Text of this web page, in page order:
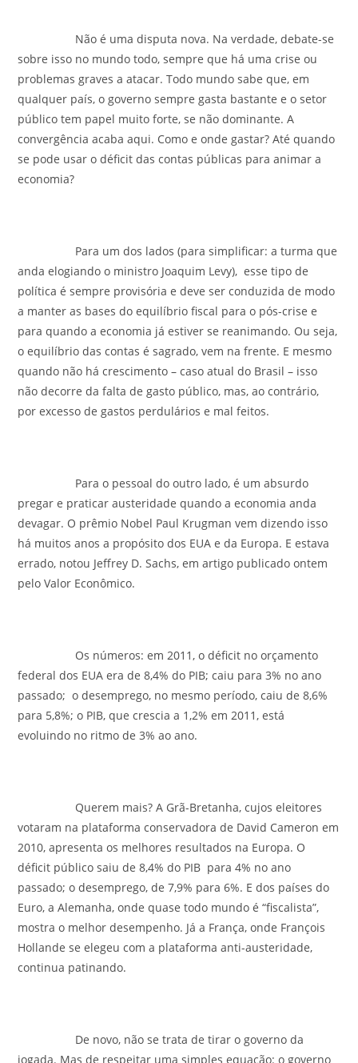
Não é uma disputa nova. Na verdade, debate-se
sobre isso no mundo todo, sempre que há uma crise ou
problemas graves a atacar. Todo mundo sabe que, em
qualquer país, o governo sempre gasta bastante e o setor
público tem papel muito forte, se não dominante. A
convergência acaba aqui. Como e onde gastar? Até quando
se pode usar o déficit das contas públicas para animar a
economia?
Para um dos lados (para simplificar: a turma que
anda elogiando o ministro Joaquim Levy), esse tipo de
política é sempre provisória e deve ser conduzida de modo
a manter as bases do equilíbrio fiscal para o pós-crise e
para quando a economia já estiver se reanimando. Ou seja,
o equilíbrio das contas é sagrado, vem na frente. E mesmo
quando não há crescimento – caso atual do Brasil – isso
não decorre da falta de gasto público, mas, ao contrário,
por excesso de gastos perdulários e mal feitos.
Para o pessoal do outro lado, é um absurdo
pregar e praticar austeridade quando a economia anda
devagar. O prêmio Nobel Paul Krugman vem dizendo isso
há muitos anos a propósito dos EUA e da Europa. E estava
errado, notou Jeffrey D. Sachs, em artigo publicado ontem
pelo Valor Econômico.
Os números: em 2011, o déficit no orçamento
federal dos EUA era de 8,4% do PIB; caiu para 3% no ano
passado; o desemprego, no mesmo período, caiu de 8,6%
para 5,8%; o PIB, que crescia a 1,2% em 2011, está
evoluindo no ritmo de 3% ao ano.
Querem mais? A Grã-Bretanha, cujos eleitores
votaram na plataforma conservadora de David Cameron em
2010, apresenta os melhores resultados na Europa. O
déficit público saiu de 8,4% do PIB para 4% no ano
passado; o desemprego, de 7,9% para 6%. E dos países do
Euro, a Alemanha, onde quase todo mundo é “fiscalista”,
mostra o melhor desempenho. Já a França, onde François
Hollande se elegeu com a plataforma anti-austeridade,
continua patinando.
De novo, não se trata de tirar o governo da
jogada. Mas de respeitar uma simples equação: o governo